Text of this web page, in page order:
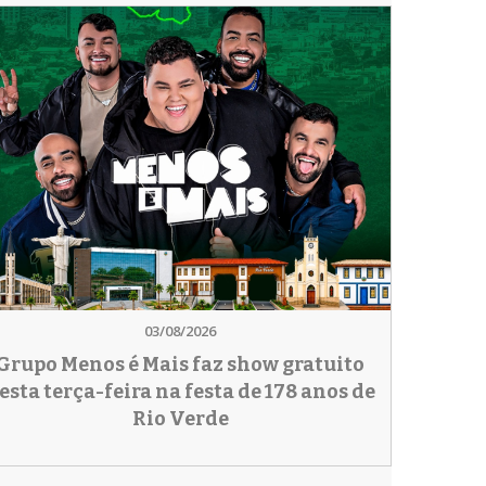
03/08/2026
Menos é Mais faz show gratuito
terça-feira na festa de 178 anos de
Rio Verde